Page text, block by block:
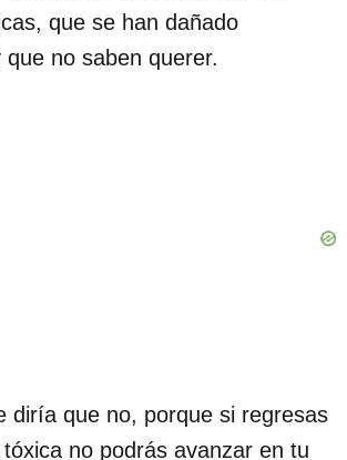
que se han dañado
no saben querer.
diría que no, porque si regresas
no podrás avanzar en tu